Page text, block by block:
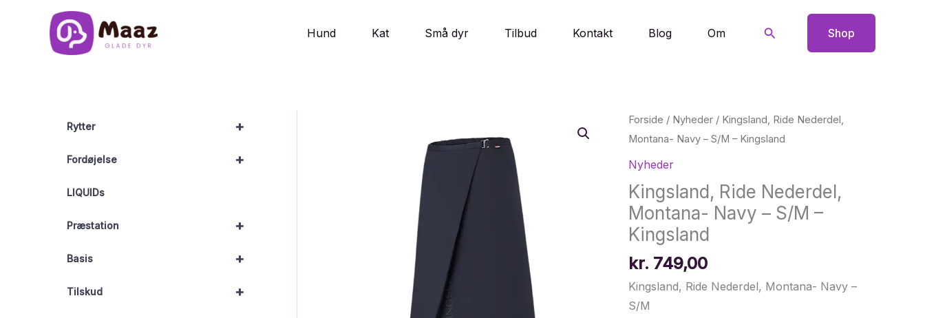
Hund Kat Små dyr Tilbud Kontakt Blog Om Søg Shop
+
Rytter
+
Fordøjelse
LIQUIDs
+
Præstation
+
Basis
+
Tilskud
Forside / Nyheder/ Kingsland, Ride Nederdel,
Montana- Navy – S/M – Kingsland
Nyheder
Kingsland, Ride Nederdel,
Montana- Navy – S/M –
Kingsland
kr. 749,00
Kingsland, Ride Nederdel, Montana- Navy –
S/M